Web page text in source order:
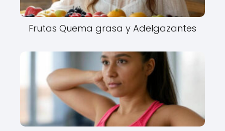
Frutas Quema grasa y Adelgazantes